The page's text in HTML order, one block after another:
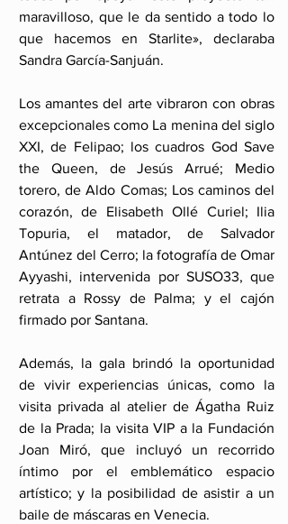
maravilloso, que le da sentido a todo lo
que hacemos en Starlite», declaraba
Sandra García-Sanjuán.
Los amantes del arte vibraron con obras
excepcionales como La menina del siglo
XXI, de Felipao; los cuadros God Save
the Queen, de Jesús Arrué; Medio
torero, de Aldo Comas; Los caminos del
corazón, de Elisabeth Ollé Curiel; Ilia
Topuria, el matador, de Salvador
Antúnez del Cerro; la fotografía de Omar
Ayyashi, intervenida por SUSO33, que
retrata a Rossy de Palma; y el cajón
firmado por Santana.
Además, la gala brindó la oportunidad
de vivir experiencias únicas, como la
visita privada al atelier de Ágatha Ruiz
de la Prada; la visita VIP a la Fundación
Joan Miró, que incluyó un recorrido
íntimo por el emblemático espacio
artístico; y la posibilidad de asistir a un
baile de máscaras en Venecia.